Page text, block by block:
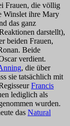
Frauen, die völlig
Winslet ihre Mary
das ganz
darstellt),
beiden Frauen,
Beide
verdient.
, die über
sie tatsächlich mit
Francis
lediglich als
wurden.
das Natural